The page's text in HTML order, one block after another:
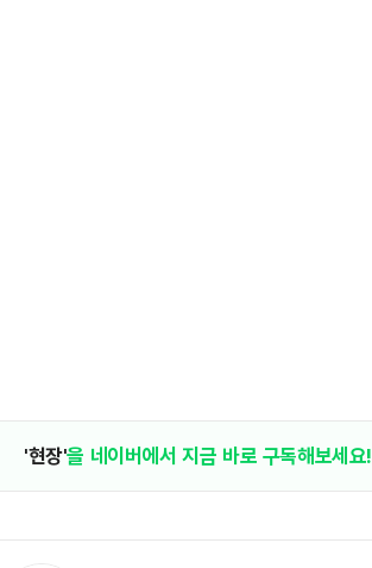
'현장'을 네이버에서 지금 바로 구독해보세요!